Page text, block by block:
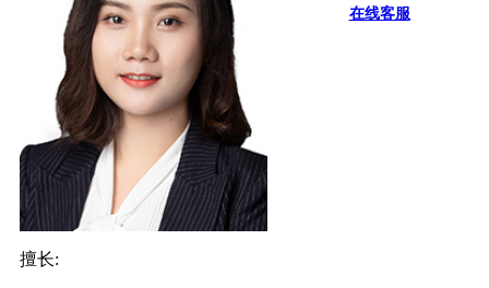
在线客服
擅长: